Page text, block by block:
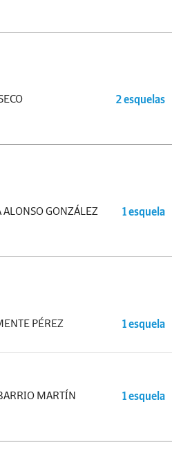
2 esquelas
GONZÁLEZ 1 esquela
PÉREZ 1 esquela
MARTÍN 1 esquela